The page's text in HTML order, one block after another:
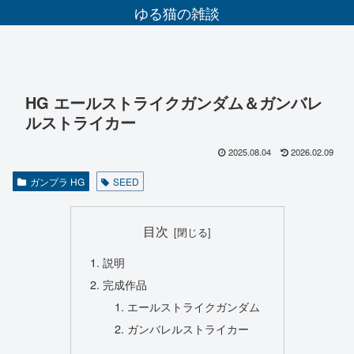
ゆる猫の雑談
HG エールストライクガンダム＆ガンバレ
ルストライカー
2025.08.04 2026.02.09
ガンプラ HG SEED
目次
説明
完成作品
エールストライクガンダム
ガンバレルストライカー